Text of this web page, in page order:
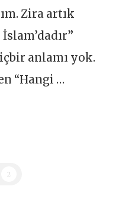
Zira artık
anlamı yok.
“Hangi …
2